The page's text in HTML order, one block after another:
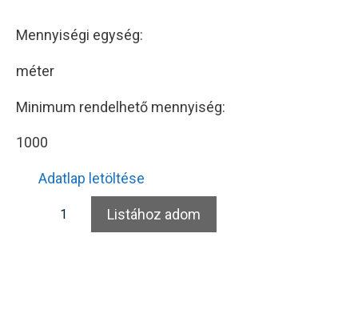
Mennyiségi egység:
méter
Minimum rendelhető mennyiség:
1000
Adatlap letöltése
Listához adom